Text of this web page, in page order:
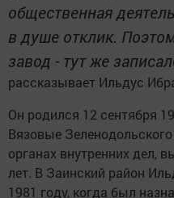
общественная
в душе отклик.
завод - тут же
рассказывает Ильдус
Он родился 12 сентября
Вязовые
органах внутренних дел,
лет. В Заинский район
1981 году, когда был